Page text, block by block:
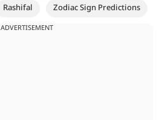
Rashifal Zodiac Sign Predictions
ADVERTISEMENT